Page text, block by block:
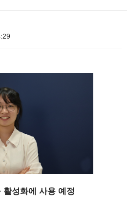
성화에 사용 예정